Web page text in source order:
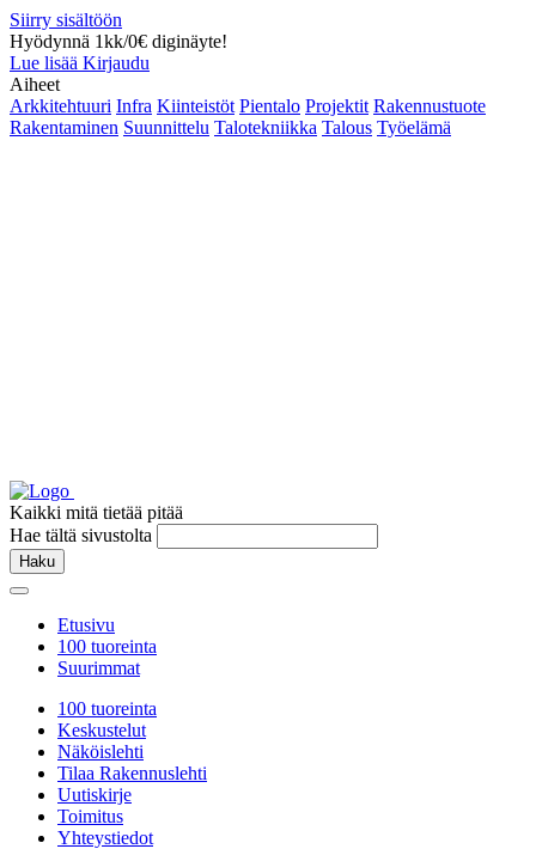
Siirry sisältöön
Hyödynnä 1kk/0€ diginäyte!
Lue lisää Kirjaudu
Aiheet
Arkkitehtuuri Infra Kiinteistöt Pientalo Projektit Rakennustuote
Rakentaminen Suunnittelu Talotekniikka Talous Työelämä
Kaikki mitä tietää pitää
Hae tältä sivustolta
Haku
Etusivu
100 tuoreinta
Suurimmat
100 tuoreinta
Keskustelut
Näköislehti
Tilaa Rakennuslehti
Uutiskirje
Toimitus
Yhteystiedot